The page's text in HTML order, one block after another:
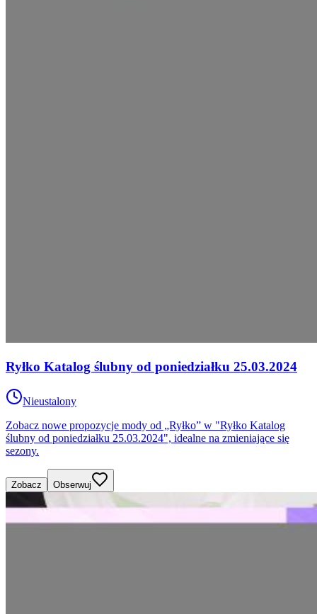
Ryłko Katalog ślubny od poniedziałku 25.03.2024
Nieustalony
Zobacz nowe propozycje mody od „Ryłko” w "Ryłko Katalog
ślubny od poniedziałku 25.03.2024", idealne na zmieniające się
sezony.
Zobacz Obserwuj